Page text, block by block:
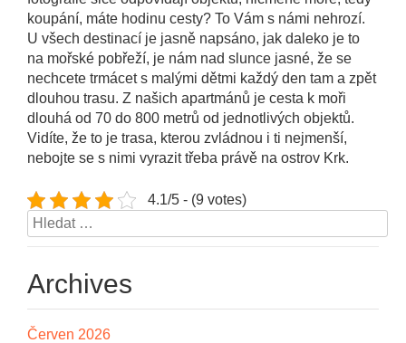
koupání, máte hodinu cesty? To Vám s námi nehrozí.
U všech destinací je jasně napsáno, jak daleko je to
na mořské pobřeží, je nám nad slunce jasné, že se
nechcete trmácet s malými dětmi každý den tam a zpět
dlouhou trasu. Z našich apartmánů je cesta k moři
dlouhá od 70 do 800 metrů od jednotlivých objektů.
Vidíte, že to je trasa, kterou zvládnou i ti nejmenší,
nebojte se s nimi vyrazit třeba právě na ostrov Krk.
4.1/5 - (9 votes)
Vyhledávání
Archives
Červen 2026